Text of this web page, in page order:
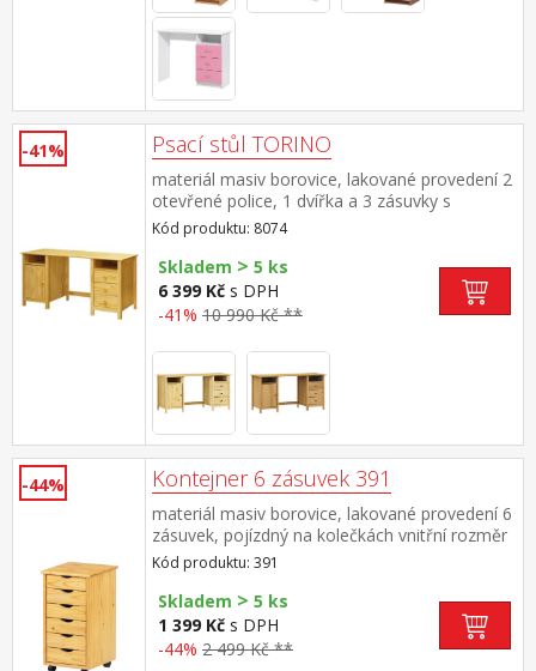
-41% Psací stůl TORINO
materiál masiv borovice, lakované provedení 2
otevřené police, 1 dvířka a 3 zásuvky s
kovovými pojezdy výsuv není součástí
dodávky ke stolu je možno dokoupit výsuvnou
desku na klávesnici 8840
Kód produktu: 8074
Skladem > 5 ks
6 399 Kč s DPH
-41% 10 990 Kč **
-44% Kontejner 6 zásuvek 391
materiál masiv borovice, lakované provedení 6
zásuvek, pojízdný na kolečkách vnitřní rozměr
zásuvky (š/h/v) 26,7 × 32,5 × 6 cm
Kód produktu: 391
Skladem > 5 ks
1 399 Kč s DPH
-44% 2 499 Kč **